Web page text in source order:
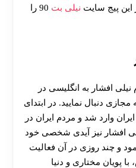
بت
این پیج سایت نیلی بت
90 را
افشار به انگلیسی در
دنبال نمایید. در ابتدای
وارد شد و مردم ایران در
افشار نیز آیدی شخصی خود
و چند روزی در آن فعالیت
پویان مختاری و دنیا